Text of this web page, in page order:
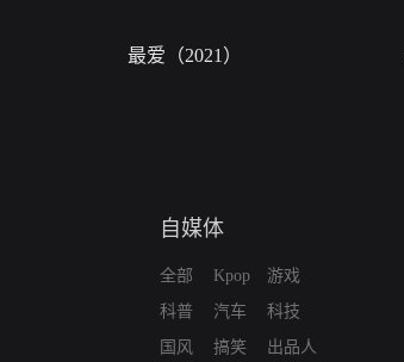
最爱（2021）
自媒体
全部
科普
国风
Kpop
汽车
搞笑
游戏
科技
出品人